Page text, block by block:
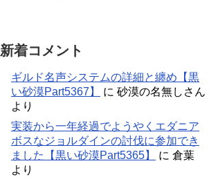
新着コメント
ギルド名声システムの詳細と纏め【黒
い砂漠Part5367】
に 砂漠の名無しさん
より
実装から一年経過でようやくエダニア
ボスなジョルダインの討伐に参加でき
ました【黒い砂漠Part5365】
に 倉葉
より